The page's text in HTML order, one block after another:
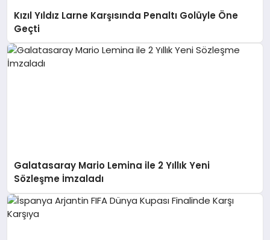
Kızıl Yıldız Larne Karşısında Penaltı Golüyle Öne
Geçti
Galatasaray Mario Lemina ile 2 Yıllık Yeni
Sözleşme İmzaladı